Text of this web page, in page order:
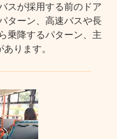
スが採用する前のドア
ターン、高速バスや長
乗降するパターン、主
ります。